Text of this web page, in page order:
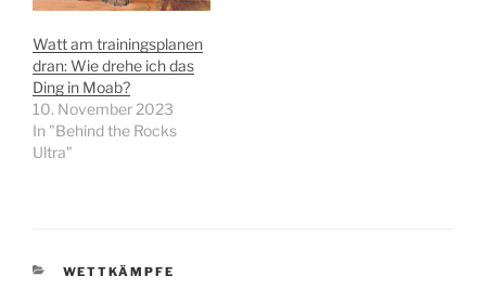
Watt am trainingsplanen
dran: Wie drehe ich das
Ding in Moab?
10. November 2023
In "Behind the Rocks
Ultra"
KATEGORIEN
WETTKÄMPFE